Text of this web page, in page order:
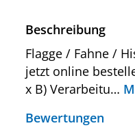
Beschreibung
Flagge / Fahne /
jetzt online
x B) Verarbeitu…
Bewertungen